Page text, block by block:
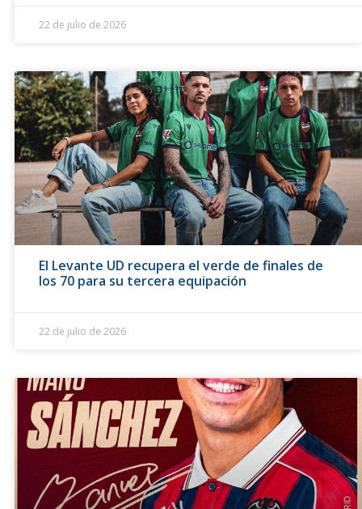
22 de julio de 2026
El Levante UD recupera el verde de finales de
los 70 para su tercera equipación
22 de julio de 2026